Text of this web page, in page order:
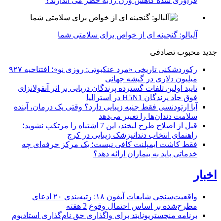
آلبالو: گنجینه ای از خواص برای سلامتی شما
جدید محبوب تصادفی
رکوردشکنی تاریخی «مرد عنکبوتی: روزی نو»؛ افتتاحیه ۹۲۷
میلیون دلاری در گیشه جهانی
تایید اولین تلفات گسترده پرندگان دریایی بر اثر آنفولانزای
فوق حاد پرندگان H5N1 در استرالیا
آیا ارتودنسی فقط جنبه زیبایی دارد؟ وقتی یک درمان، آینده
سلامت دندان‌ها را تغییر می‌دهد
قبل از اصلاح طرح لبخند، این 7 اشتباه را مرتکب نشوید؛
راهنمای انتخاب دندانپزشک زیبایی در کرج
فقط کاشت ایمپلنت کافی نیست؛ یک مرکز حرفه‌ای چه
خدماتی باید به بیماران ارائه دهد؟
اخبار
واقعیت‌سنجی شایعات آیفون ۱۸: رتبه‌بندی ۲۰ ادعای
مطرح‌شده بر اساس احتمال وقوع 2 هفته
برنامه منچستریونایتد برای واگذاری حق نام‌گذاری استادیوم